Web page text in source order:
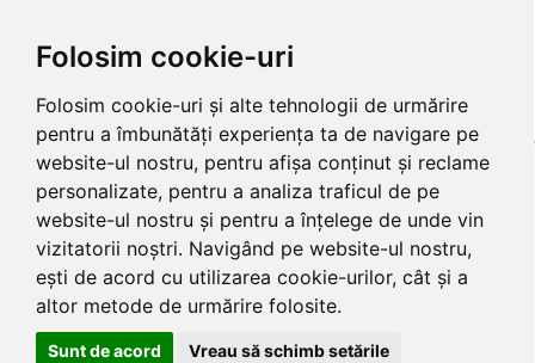
Folosim cookie-uri
Folosim cookie-uri și alte tehnologii de urmărire
pentru a îmbunătăți experiența ta de navigare pe
website-ul nostru, pentru afișa conținut și reclame
personalizate, pentru a analiza traficul de pe
website-ul nostru și pentru a înțelege de unde vin
vizitatorii noștri. Navigând pe website-ul nostru,
ești de acord cu utilizarea cookie-urilor, cât și a
altor metode de urmărire folosite.
Sunt de acord Vreau să schimb setările